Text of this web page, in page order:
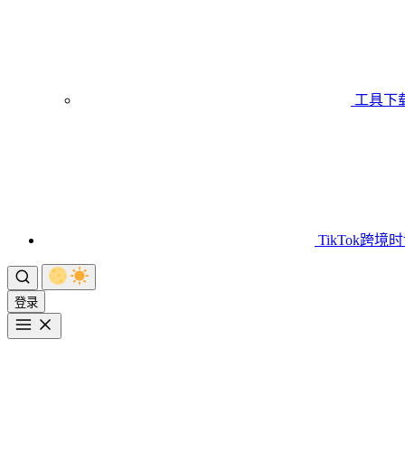
工具下
TikTok跨境
登录